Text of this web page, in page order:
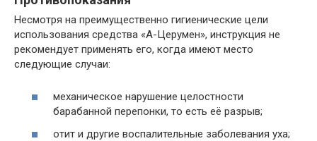
Несмотря на преимущественно гигиенические цели
использования средства «А-Церумен», инструкция не
рекомендует применять его, когда имеют место
следующие случаи:
механическое нарушение целостности
барабанной перепонки, то есть её разрыв;
отит и другие воспалительные заболевания уха;